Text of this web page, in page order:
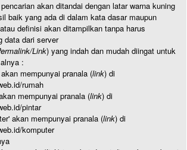
akan ditandai dengan latar warna kuning
baik yang ada di dalam kata dasar maupun
definisi akan ditampilkan tanpa harus
data dari server
Link) yang indah dan mudah diingat untuk
:
mempunyai pranala (link) di
rumah
mempunyai pranala (link) di
pintar
akan mempunyai pranala (link) di
komputer